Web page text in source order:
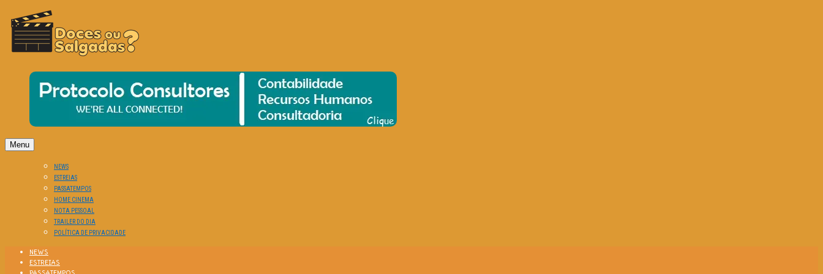
DOCES OU SALGADAS?
O Cinema? Uma Paixão!!
Menu
NEWS
ESTREIAS
PASSATEMPOS
HOME CINEMA
NOTA PESSOAL
TRAILER DO DIA
POLÍTICA DE PRIVACIDADE
NEWS
ESTREIAS